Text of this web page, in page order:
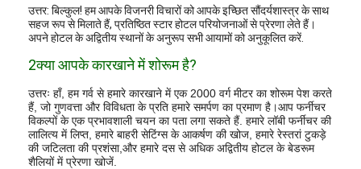
उत्तर: बिल्कुल! हम आपके विजनरी विचारों को आपके इच्छित सौंदर्यशास्त्र के साथ
सहज रूप से मिलाते हैं, प्रतिष्ठित स्टार होटल परियोजनाओं से प्रेरणा लेते हैं।
अपने होटल के अद्वितीय स्थानों के अनुरूप सभी आयामों को अनुकूलित करें.
2क्या आपके कारखाने में शोरूम है?
उत्तरः हाँ, हम गर्व से हमारे कारखाने में एक 2000 वर्ग मीटर का शोरूम पेश करते
हैं, जो गुणवत्ता और विविधता के प्रति हमारे समर्पण का प्रमाण है।आप फर्नीचर
विकल्पों के एक प्रभावशाली चयन का पता लगा सकते हैं. हमारे लॉबी फर्नीचर की
लालित्य में लिप्त, हमारे बाहरी सेटिंग्स के आकर्षण की खोज, हमारे रेस्तरां टुकड़े
की जटिलता की प्रशंसा,और हमारे दस से अधिक अद्वितीय होटल के बेडरूम
शैलियों में प्रेरणा खोजें.